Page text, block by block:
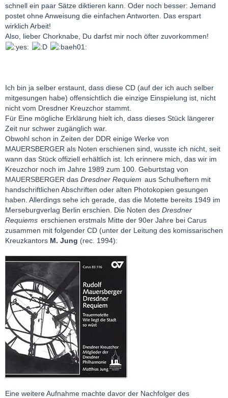
Liebe Grüße, der Thomas.
schnell ein paar Sätze diktieren kann. Oder noch besser: Jemand
postet ohne Anweisung die einfachen Antworten. Das erspart
wirklich Arbeit!
Also, lieber Chorknabe, Du darfst mir noch öfter zuvorkommen!
Ich bin ja selber erstaunt, dass diese CD (auf der ich auch selber
mitgesungen habe) offensichtlich die einzige Einspielung ist, nicht
nicht vom Dresdner Kreuzchor stammt.
Für Eine mögliche Erklärung hielt ich, dass dieses Stück längerer
Zeit nur schwer zugänglich war.
Obwohl schon in Zeiten der DDR einige Werke von
MAUERSBERGER als Noten erschienen sind, wusste ich nicht, seit
wann das Stück offiziell erhältlich ist. Ich erinnere mich, das wir im
Kreuzchor noch im Jahre 1989 zum 100. Geburtstag von
MAUERSBERGER das Dresdner Requiem aus Schulheftern mit
handschriftlichen Abschriften oder alten Photokopien gesungen
haben. Allerdings sehe ich gerade, das die Motette bereits 1949 im
Merseburgverlag Berlin erschien. Die Noten des Dresdner
Requiems erschienen erstmals Mitte der 90er Jahre bei Carus
zusammen mit folgender CD (unter der Leitung des komissarischen
Kreuzkantors M. Jung (rec. 1994):
Eine weitere Aufnahme machte davor der Nachfolger des